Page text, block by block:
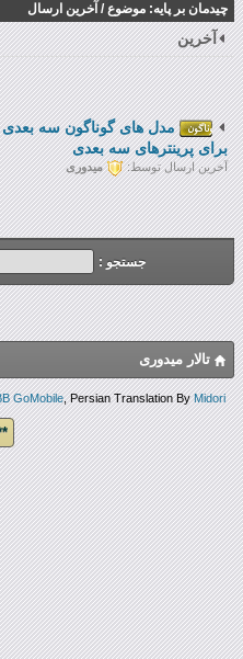
چیدمان بر پایه: موضوع / آخرین ارسال
آخرین
مدل های گوناگون سه بعدی
برای پرینترهای سه بعدی
آخرین ارسال توسط: میدوری
جستجو :
تالار میدوری
GoMobile, Persian Translation ByMidori